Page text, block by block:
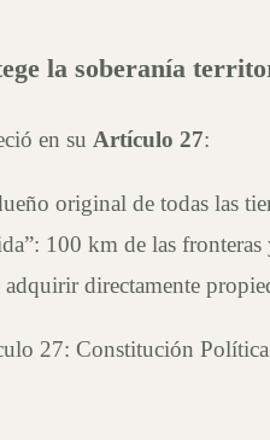
la soberanía
en su Artículo 27:
original de todas las
100 km de las
directamente
27: Constitución